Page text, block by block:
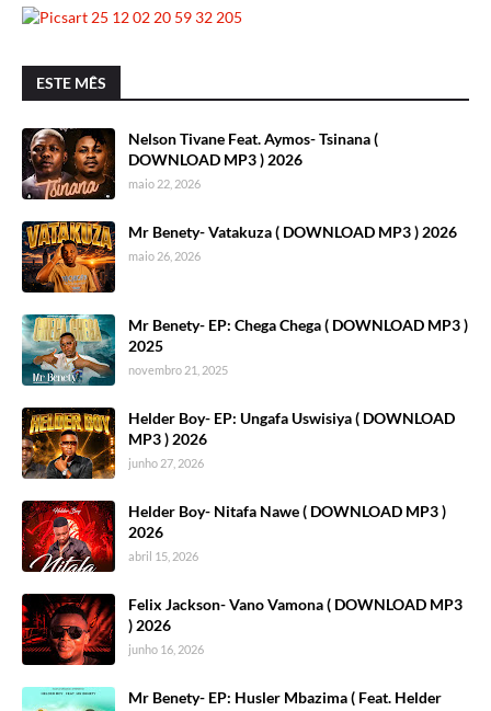
ESTE MÊS
Nelson Tivane Feat. Aymos- Tsinana (
DOWNLOAD MP3 ) 2026
maio 22, 2026
Mr Benety- Vatakuza ( DOWNLOAD MP3 ) 2026
maio 26, 2026
Mr Benety- EP: Chega Chega ( DOWNLOAD MP3 )
2025
novembro 21, 2025
Helder Boy- EP: Ungafa Uswisiya ( DOWNLOAD
MP3 ) 2026
junho 27, 2026
Helder Boy- Nitafa Nawe ( DOWNLOAD MP3 )
2026
abril 15, 2026
Felix Jackson- Vano Vamona ( DOWNLOAD MP3
) 2026
junho 16, 2026
Mr Benety- EP: Husler Mbazima ( Feat. Helder